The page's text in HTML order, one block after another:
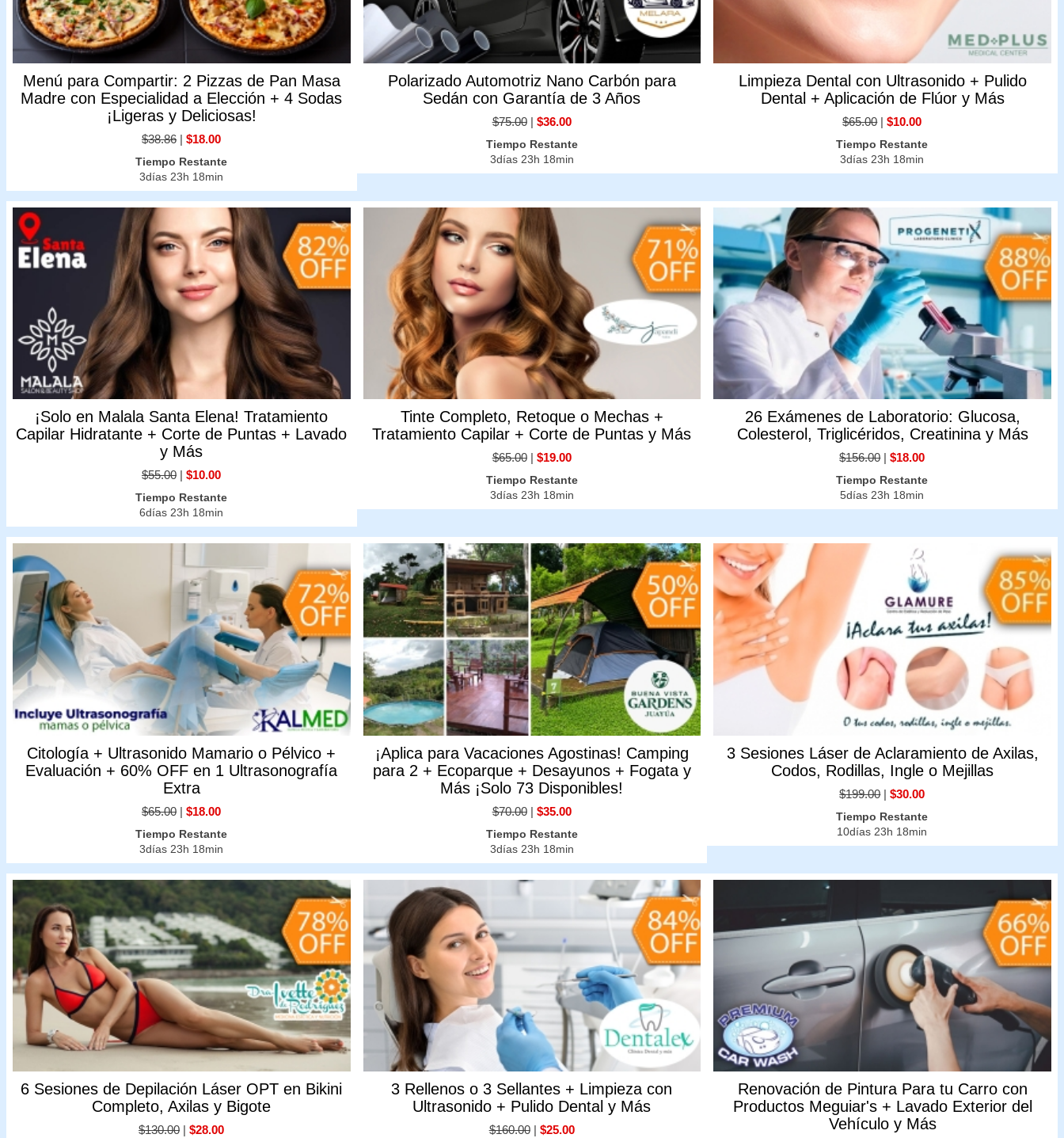
Menú para Compartir: 2 Pizzas de Pan Masa
Madre con Especialidad a Elección + 4 Sodas
¡Ligeras y Deliciosas!
$38.86 | $18.00
Tiempo Restante
3días 23h 18min
Polarizado Automotriz Nano Carbón para
Sedán con Garantía de 3 Años
$75.00| $36.00
Tiempo Restante
3días 23h 18min
Limpieza Dental con Ultrasonido + Pulido
Dental + Aplicación de Flúor y Más
$65.00|$10.00
Tiempo Restante
3días 23h 18min
¡Solo en Malala Santa Elena! Tratamiento
Capilar Hidratante + Corte de Puntas + Lavado
y Más
$55.00 $10.00
Tiempo Restante
6días 23h 18min
Tinte Completo, Retoque o Mechas +
Tratamiento Capilar + Corte de Puntas y Más
$65.00| $19.00
Tiempo Restante
3días 23h 18min
26 Exámenes de Laboratorio: Glucosa,
Colesterol, Triglicéridos, Creatinina y Más
$156.00|$18.00
Tiempo Restante
5días 23h 18min
Citología + Ultrasonido Mamario o Pélvico +
Evaluación + 60% OFF en 1 Ultrasonografía
Extra
$65.00 | $18.00
Tiempo Restante
3días 23h 18min
¡Aplica para Vacaciones Agostinas! Camping
para 2 + Ecoparque + Desayunos + Fogata y
Más ¡Solo 73 Disponibles!
$70.00| $35.00
Tiempo Restante
3días 23h 18min
3 Sesiones Láser de Aclaramiento de Axilas,
Codos, Rodillas, Ingle o Mejillas
$199.00|$30.00
Tiempo Restante
10días 23h 18min
6 Sesiones de Depilación Láser OPT en Bikini
Completo, Axilas y Bigote
$130.00 | $28.00
3 Rellenos o 3 Sellantes + Limpieza con
Ultrasonido + Pulido Dental y Más
$160.00| $25.00
Renovación de Pintura Para tu Carro con
Productos Meguiar's + Lavado Exterior del
Vehículo y Más